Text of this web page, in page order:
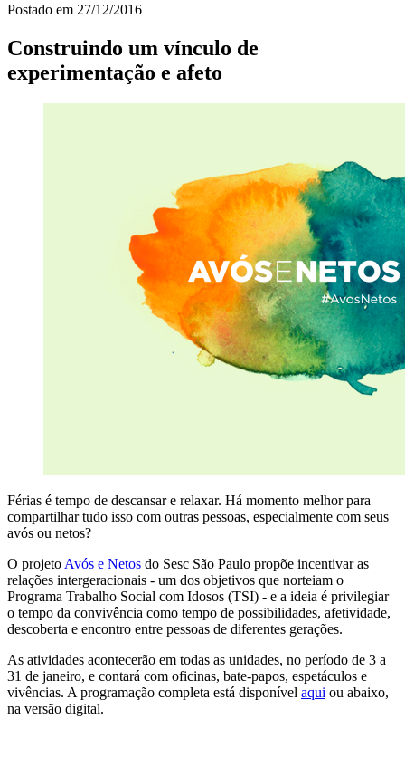
Postado em 27/12/2016
Construindo um vínculo de
experimentação e afeto
Férias é tempo de descansar e relaxar. Há momento melhor para
compartilhar tudo isso com outras pessoas, especialmente com seus
avós ou netos?
O projeto Avós e Netos do Sesc São Paulo propõe incentivar as
relações intergeracionais - um dos objetivos que norteiam o
Programa Trabalho Social com Idosos (TSI) - e a ideia é privilegiar
o tempo da convivência como tempo de possibilidades, afetividade,
descoberta e encontro entre pessoas de diferentes gerações.
As atividades acontecerão em todas as unidades, no período de 3 a
31 de janeiro, e contará com oficinas, bate-papos, espetáculos e
vivências. A programação completa está disponível aqui ou abaixo,
na versão digital.